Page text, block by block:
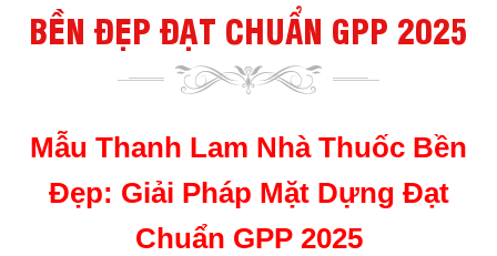
BỀN ĐẸP ĐẠT CHUẨN GPP 2025
Mẫu Thanh Lam Nhà Thuốc Bền
Đẹp: Giải Pháp Mặt Dựng Đạt
Chuẩn GPP 2025